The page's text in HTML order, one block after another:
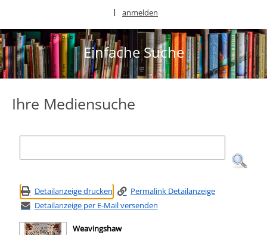
anmelden
Einfache Suche
Ihre Mediensuche
Detailanzeige drucken
Permalink Detailanzeige
Detailanzeige per E-Mail versenden
Weavingshaw